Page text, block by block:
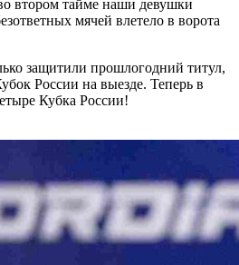
втором тайме наши девушки
мячей влетело в ворота
защитили прошлогодний титул,
России на выезде. Теперь в
Кубка России!